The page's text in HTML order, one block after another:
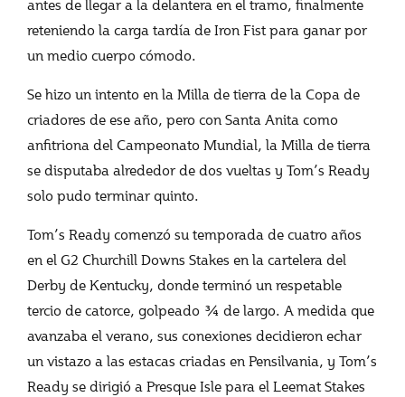
antes de llegar a la delantera en el tramo, finalmente
reteniendo la carga tardía de Iron Fist para ganar por
un medio cuerpo cómodo.
Se hizo un intento en la Milla de tierra de la Copa de
criadores de ese año, pero con Santa Anita como
anfitriona del Campeonato Mundial, la Milla de tierra
se disputaba alrededor de dos vueltas y Tom’s Ready
solo pudo terminar quinto.
Tom’s Ready comenzó su temporada de cuatro años
en el G2 Churchill Downs Stakes en la cartelera del
Derby de Kentucky, donde terminó un respetable
tercio de catorce, golpeado ¾ de largo. A medida que
avanzaba el verano, sus conexiones decidieron echar
un vistazo a las estacas criadas en Pensilvania, y Tom’s
Ready se dirigió a Presque Isle para el Leemat Stakes